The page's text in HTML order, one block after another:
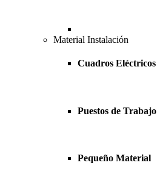
Material Instalación
Cuadros Eléctricos
Puestos de Trabajo
Pequeño Material